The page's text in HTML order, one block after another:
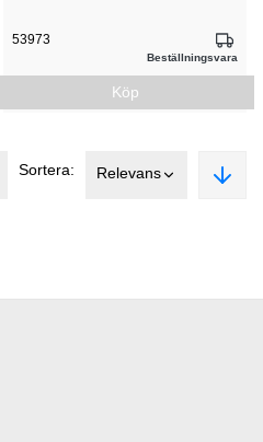
53973
Beställningsvara
Köp
Sortera: Relevans